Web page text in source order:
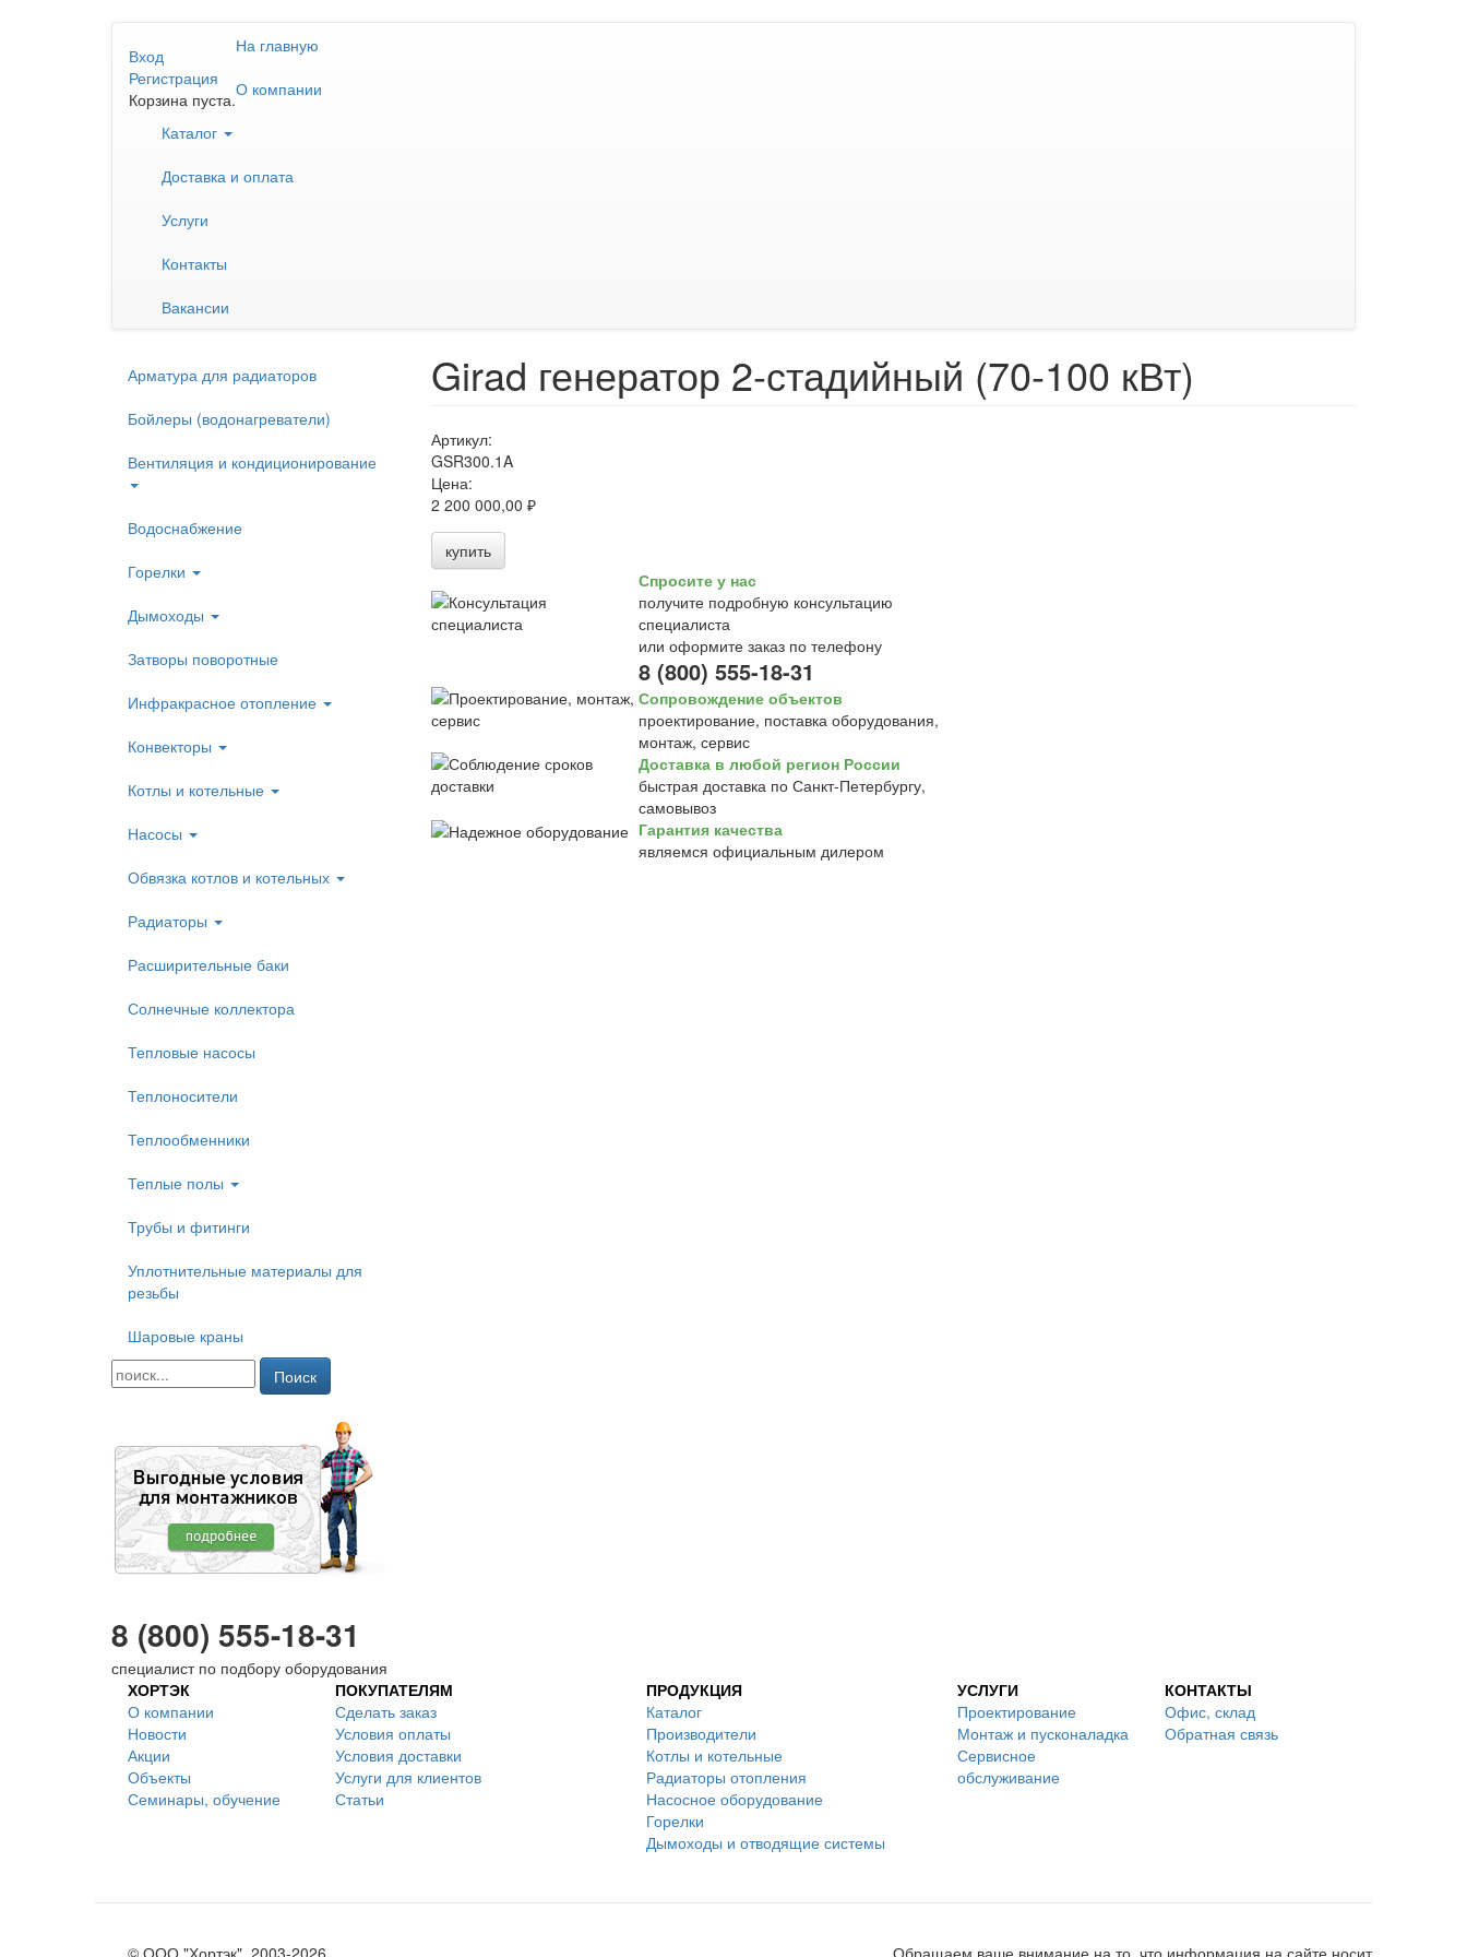
Вход
Регистрация
Корзина пуста.
На главную
О компании
Каталог
Доставка и оплата
Услуги
Контакты
Вакансии
Арматура для радиаторов
Бойлеры (водонагреватели)
Вентиляция и кондиционирование
Водоснабжение
Горелки
Дымоходы
Затворы поворотные
Инфракрасное отопление
Конвекторы
Котлы и котельные
Насосы
Обвязка котлов и котельных
Радиаторы
Расширительные баки
Солнечные коллектора
Тепловые насосы
Теплоносители
Теплообменники
Теплые полы
Трубы и фитинги
Уплотнительные материалы для
резьбы
Шаровые краны
Поиск
Girad генератор 2-стадийный (70-100 кВт)
Артикул:
GSR300.1A
Цена:
2 200 000,00 ₽
купить
Спросите у нас
получите подробную консультацию
специалиста
или оформите заказ по телефону
8 (800) 555-18-31
Сопровождение объектов
проектирование, поставка оборудования,
монтаж, сервис
Доставка в любой регион России
быстрая доставка по Санкт-Петербургу,
самовывоз
Гарантия качества
являемся официальным дилером
8 (800) 555-18-31
специалист по подбору оборудования
ХОРТЭК
О компании
Новости
Акции
Объекты
Семинары, обучение
ПОКУПАТЕЛЯМ
Сделать заказ
Условия оплаты
Условия доставки
Услуги для клиентов
Статьи
ПРОДУКЦИЯ
Каталог
Производители
Котлы и котельные
Радиаторы отопления
Насосное оборудование
Горелки
Дымоходы и отводящие системы
УСЛУГИ
Проектирование
Монтаж и пусконаладка
Сервисное
обслуживание
КОНТАКТЫ
Офис, склад
Обратная связь
© ООО "Хортэк", 2003-2026 Обращаем ваше внимание на то, что информация на сайте носит